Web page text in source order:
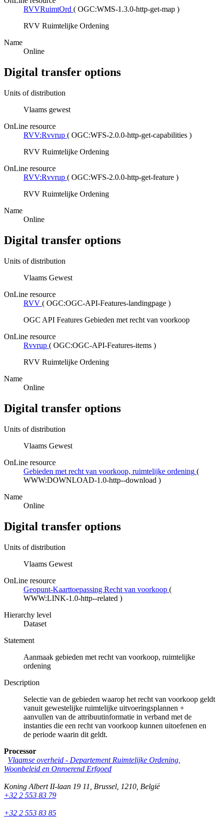
RVVRuimtOrd ( OGC:WMS-1.3.0-http-get-map )
RVV Ruimtelijke Ordening
Name
Online
Digital transfer options
Units of distribution
Vlaams gewest
OnLine resource
RVV:Rvvrup ( OGC:WFS-2.0.0-http-get-capabilities )
RVV Ruimtelijke Ordening
OnLine resource
RVV:Rvvrup ( OGC:WFS-2.0.0-http-get-feature )
RVV Ruimtelijke Ordening
Name
Online
Digital transfer options
Units of distribution
Vlaams Gewest
OnLine resource
RVV ( OGC:OGC-API-Features-landingpage )
OGC API Features Gebieden met recht van voorkoop
OnLine resource
Rvvrup ( OGC:OGC-API-Features-items )
RVV Ruimtelijke Ordening
Name
Online
Digital transfer options
Units of distribution
Vlaams Gewest
OnLine resource
Gebieden met recht van voorkoop, ruimtelijke ordening (
WWW:DOWNLOAD-1.0-http--download )
Name
Online
Digital transfer options
Units of distribution
Vlaams Gewest
OnLine resource
Geopunt-Kaarttoepassing Recht van voorkoop (
WWW:LINK-1.0-http--related )
Hierarchy level
Dataset
Statement
Aanmaak gebieden met recht van voorkoop, ruimtelijke
ordening
Description
Selectie van de gebieden waarop het recht van voorkoop geldt
vanuit gewestelijke ruimtelijke uitvoeringsplannen +
aanvullen van de attribuutinformatie in verband met de
instanties die een recht van voorkoop kunnen uitoefenen en
de periode waarin dit geldt.
Processor
Vlaamse overheid - Departement Ruimtelijke Ordening,
Woonbeleid en Onroerend Erfgoed
Koning Albert II-laan 19 11 Brussel 1210 België
+32 2 553 83 79
+32 2 553 83 85